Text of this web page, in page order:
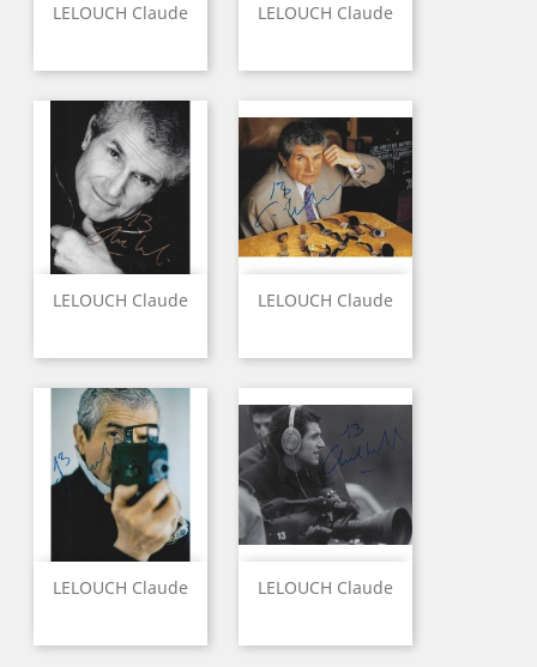
LELOUCH Claude LELOUCH Claude
LELOUCH Claude LELOUCH Claude
LELOUCH Claude LELOUCH Claude